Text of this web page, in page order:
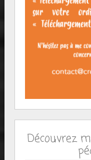
Découvrez